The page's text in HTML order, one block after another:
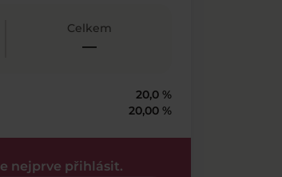
Celkem
—
20,0 %
20,00 %
nejprve přihlásit.